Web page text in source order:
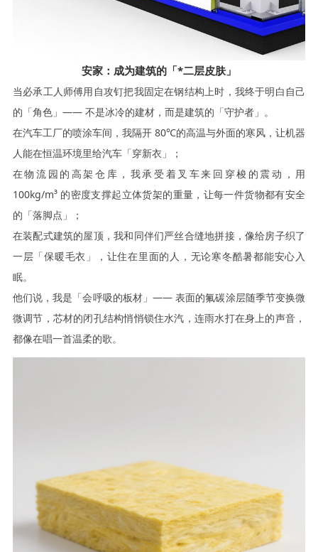
安家：成为建筑的「*二层皮肤」
当必承工人师傅用自攻钉把我固定在钢结构上时，我终于明白自己
的「角色」 —— 不是冰冷的建材，而是建筑的「守护者」。
在汽车工厂的喷涂车间，我隔开 80℃的高温与外面的寒风，让机器
人能在恒温环境里给汽车「穿新衣」；
在物流园的高架仓库，我承受着叉车来回穿梭的震动，用
100kg/m³ 的密度支撑起立体货架的重量，让每一件货物都有安全
的「落脚点」；
在装配式建筑的屋顶，我和同伴们严丝合缝地拼接，像给房子织了
一层「保暖毛衣」，让住在里面的人，无论寒冬酷暑都能安心入
眠。
他们说，我是「会呼吸的板材」—— 表面的氟碳涂层随季节变换微
微调节，芯材的闭孔结构悄悄锁住水汽，连雨水打在身上的声音，
都像在唱一首温柔的歌。